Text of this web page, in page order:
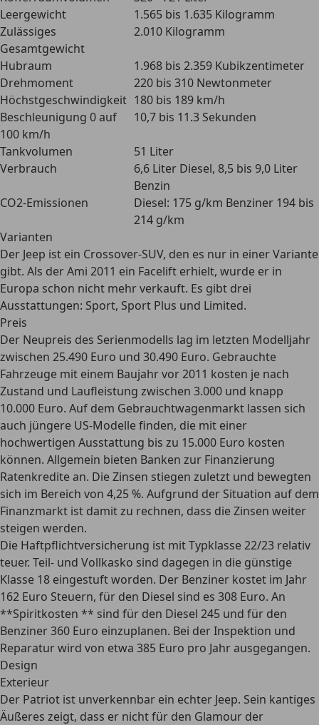
Leergewicht
1.565 bis 1.635 Kilogramm
Zulässiges
Gesamtgewicht
2.010 Kilogramm
Hubraum
1.968 bis 2.359 Kubikzentimeter
Drehmoment
220 bis 310 Newtonmeter
Höchstgeschwindigkeit 180 bis 189 km/h
Beschleunigung 0 auf
100 km/h
10,7 bis 11.3 Sekunden
Tankvolumen
51 Liter
Verbrauch
6,6 Liter Diesel, 8,5 bis 9,0 Liter
Benzin
CO2-Emissionen
Diesel: 175 g/km Benziner 194 bis
214 g/km
Varianten
Der Jeep ist ein Crossover-SUV, den es nur in einer Variante
gibt. Als der Ami 2011 ein Facelift erhielt, wurde er in
Europa schon nicht mehr verkauft. Es gibt drei
Ausstattungen: Sport, Sport Plus und Limited.
Preis
Der Neupreis des Serienmodells lag im letzten Modelljahr
zwischen 25.490 Euro und 30.490 Euro. Gebrauchte
Fahrzeuge mit einem Baujahr vor 2011 kosten je nach
Zustand und Laufleistung zwischen 3.000 und knapp
10.000 Euro. Auf dem Gebrauchtwagenmarkt lassen sich
auch jüngere US-Modelle finden, die mit einer
hochwertigen Ausstattung bis zu 15.000 Euro kosten
können. Allgemein bieten Banken zur Finanzierung
Ratenkreditean. Die Zinsen stiegen zuletzt und bewegten
sich im Bereich von 4,25 %. Aufgrund der Situation auf dem
Finanzmarkt ist damit zu rechnen, dass die Zinsen weiter
steigen werden.
Die Haftpflichtversicherung ist mit Typklasse 22/23 relativ
teuer. Teil- und Vollkasko sind dagegen in die günstige
Klasse 18 eingestuft worden. Der Benziner kostet im Jahr
162 Euro Steuern, für den Diesel sind es 308 Euro. An
**Spiritkosten ** sind für den Diesel 245 und für den
Benziner 360 Euro einzuplanen. Bei der Inspektion und
Reparatur wird von etwa 385 Euro pro Jahr ausgegangen.
Design
Exterieur
Der Patriot ist unverkennbar ein echter Jeep. Sein kantiges
Äußeres zeigt, dass er nicht für den Glamour der